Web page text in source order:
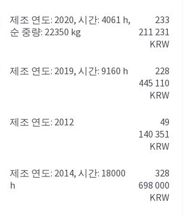
제조 연도: 2020, 시간: 4061 h,
순 중량: 22350 kg
233
211 231
KRW
제조 연도: 2019, 시간: 9160 h
228
445 110
KRW
제조 연도: 2012
49
140 351
KRW
제조 연도: 2014, 시간: 18000
h
328
698 000
KRW